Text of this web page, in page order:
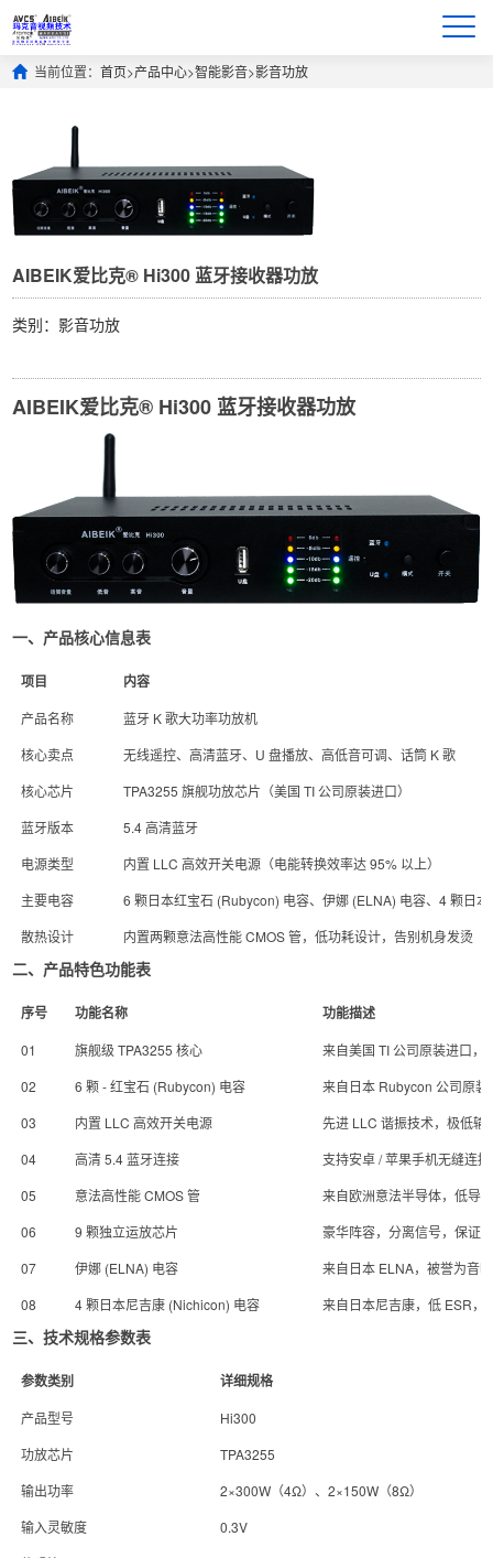
当前位置：首页>产品中心>智能影音>影音功放
AIBEIK爱比克® Hi300 蓝牙接收器功放
类别：影音功放
AIBEIK爱比克® Hi300 蓝牙接收器功放
一、产品核心信息表
项目 内容
产品名称
蓝牙 K 歌大功率功放机
核心卖点
无线遥控、高清蓝牙、U 盘播放、高低音可调、话筒 K 歌
核心芯片
TPA3255 旗舰功放芯片（美国 TI 公司原装进口）
蓝牙版本
5.4 高清蓝牙
电源类型
内置 LLC 高效开关电源（电能转换效率达 95% 以上）
主要电容
6 颗日本红宝石 (Rubycon) 电容、伊娜 (ELNA) 电容、4 颗日
散热设计
内置两颗意法高性能 CMOS 管，低功耗设计，告别机身发烫
二、产品特色功能表
序号 功能名称 功能描述
01 旗舰级 TPA3255 核心
来自美国 TI 公司原装进口
02
6 颗 - 红宝石 (Rubycon) 电容
来自日本 Rubycon 公司原
03
内置 LLC 高效开关电源
先进 LLC 谐振技术，极低
04
高清 5.4 蓝牙连接
支持安卓 / 苹果手机无缝连
05
意法高性能 CMOS 管
来自欧洲意法半导体，低导
06
9 颗独立运放芯片
豪华阵容，分离信号，保证
07
伊娜 (ELNA) 电容
来自日本 ELNA，被誉为音
08
4 颗日本尼吉康 (Nichicon) 电容 来自日本尼吉康，低 ESR，
三、技术规格参数表
参数类别 详细规格
产品型号
Hi300
功放芯片
TPA3255
输出功率
2×300W（4Ω）、2×150W（8Ω）
输入灵敏度
0.3V